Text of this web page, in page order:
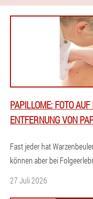
PAPILLOME: FOTO
ENTFERNUNG VON
Fast jeder hat
können aber bei
27 Juli 2026